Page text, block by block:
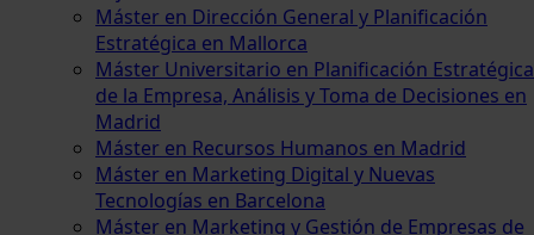
Máster en Dirección General y Planificación
Estratégica en Mallorca
Máster Universitario en Planificación Estratégica
de la Empresa, Análisis y Toma de Decisiones en
Madrid
Máster en Recursos Humanos en Madrid
Máster en Marketing Digital y Nuevas
Tecnologías en Barcelona
Máster en Marketing y Gestión de Empresas de